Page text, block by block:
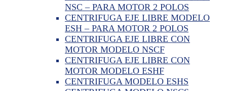
NSC – PARA MOTOR 2 POLOS
CENTRIFUGA EJE LIBRE MODELO
ESH – PARA MOTOR 2 POLOS
CENTRIFUGA EJE LIBRE CON
MOTOR MODELO NSCF
CENTRIFUGA EJE LIBRE CON
MOTOR MODELO ESHF
CENTRIFUGA MODELO ESHS